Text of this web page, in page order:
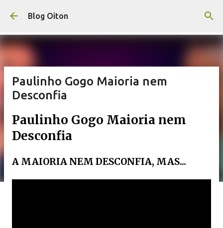
Pular para o conteúdo principal
Blog Oiton
Paulinho Gogo Maioria nem
Desconfia
Paulinho Gogo Maioria nem
Desconfia
A MAIORIA NEM DESCONFIA, MAS...